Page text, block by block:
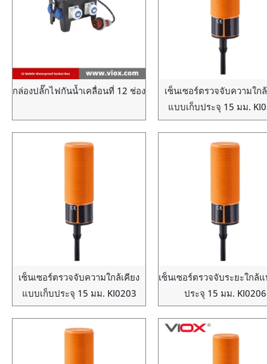
กล่องปลั๊กไฟกันน้ำเคลื่อนที่ 12 ช่อง
เซ็นเซอร์ตรวจจับความใก
แบบเก็บประจุ 15 มม.
เซ็นเซอร์ตรวจจับความใกล้เคียง
แบบเก็บประจุ 15 มม. KI0203
เซ็นเซอร์ตรวจจับระยะใกล้
ประจุ 15 มม. KI0206